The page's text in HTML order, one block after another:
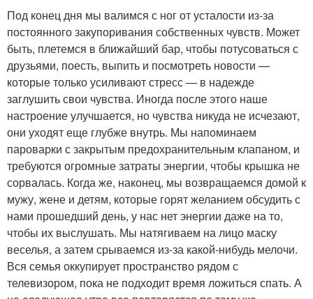
Под конец дня мы валимся с ног от усталости из-за
постоянного закупоривания собственных чувств. Может
быть, плетемся в ближайший бар, чтобы потусоваться с
друзьями, поесть, выпить и посмотреть новости —
которые только усиливают стресс — в надежде
заглушить свои чувства. Иногда после этого наше
настроение улучшается, но чувства никуда не исчезают,
они уходят еще глубже внутрь. Мы напоминаем
пароварки с закрытым предохранительным клапаном, и
требуются огромные затраты энергии, чтобы крышка не
сорвалась. Когда же, наконец, мы возвращаемся домой к
мужу, жене и детям, которые горят желанием обсудить с
нами прошедший день, у нас нет энергии даже на то,
чтобы их выслушать. Мы натягиваем на лицо маску
веселья, а затем срываемся из-за какой-нибудь мелочи.
Вся семья оккупирует пространство рядом с
телевизором, пока не подходит время ложиться спать. А